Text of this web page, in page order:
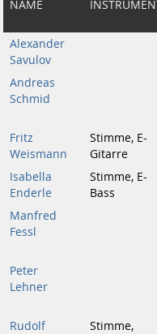
NAME
Alexander
Savulov
Andreas
Schmid
Fritz
Weismann
Stimme, E-
Gitarre
Isabella
Enderle
Stimme, E-
Bass
Manfred
Fessl
Peter
Lehner
Rudolf
Stimme,